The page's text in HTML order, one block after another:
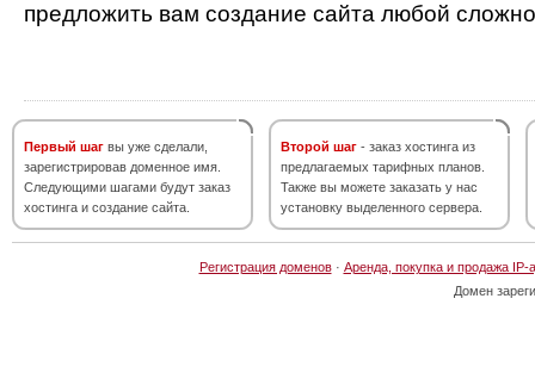
предложить вам создание сайта любой
Первый шаг вы уже сделали,
зарегистрировав доменное имя.
Следующими шагами будут заказ
хостинга и создание сайта.
Второй шаг - заказ хостинга из
предлагаемых тарифных планов.
Также вы можете заказать у нас
установку выделенного сервера.
Регистрация доменов· Аренда, покупка и продажа IP-
Домен